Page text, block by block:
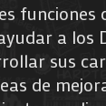
funciones
a los
sus
de